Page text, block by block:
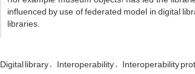
influenced by use of federated model in digital
libraries.
Digital library Interoperability Interoperability